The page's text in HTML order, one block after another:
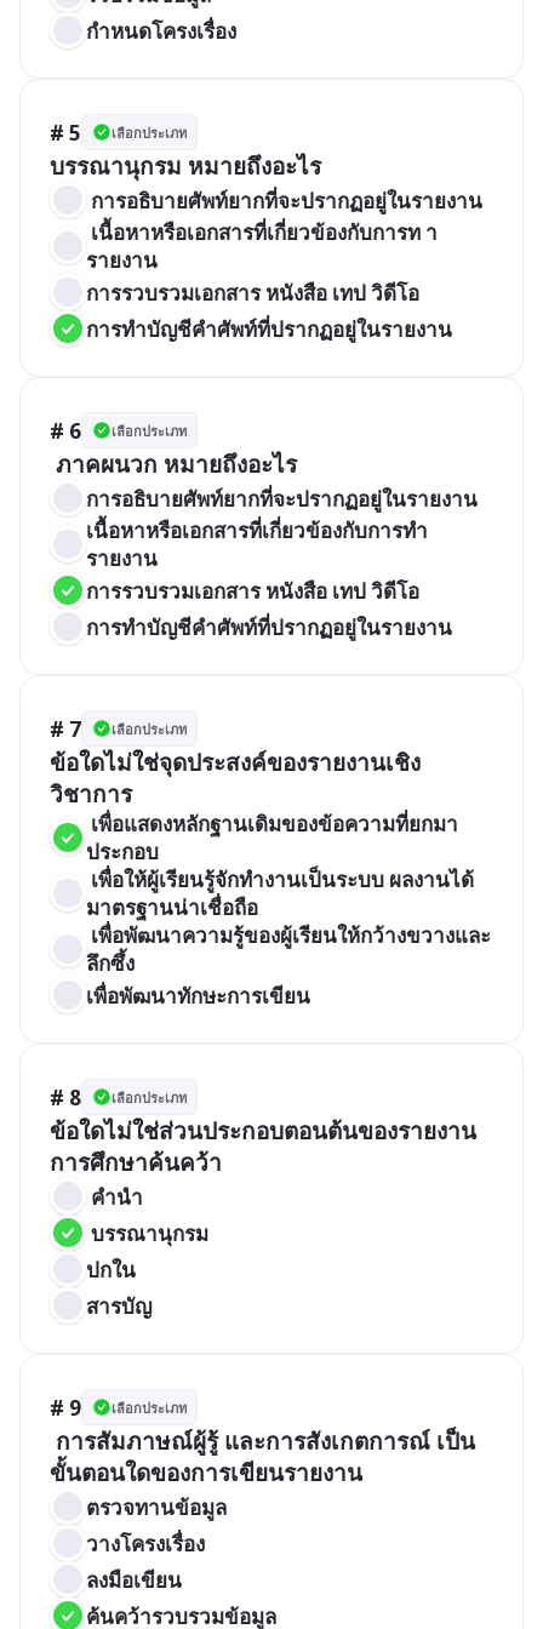
กำหนดโครงเรื่อง
# 5 เลือกประเภท
บรรณานุกรม หมายถึงอะไร
การอธิบายศัพท์ยากที่จะปรากฏอยู่ในรายงาน
รายงาน
การรวบรวมเอกสาร หนังสือ เทป วิดีโอ
การทำบัญชีคำศัพท์ที่ปรากฏอยู่ในรายงาน
# 6 เลือกประเภท
ภาคผนวก หมายถึงอะไร
การอธิบายศัพท์ยากที่จะปรากฏอยู่ในรายงาน
เนื้อหาหรือเอกสารที่เกี่ยวข้องกับการทำ
รายงาน
การรวบรวมเอกสาร หนังสือ เทป วิดีโอ
การทำบัญชีคำศัพท์ที่ปรากฏอยู่ในรายงาน
# 7 เลือกประเภท
ข้อใดไม่ใช่จุดประสงค์ของรายงานเชิง
วิชาการ
ประกอบ
มาตรฐานน่าเชื่อถือ
ลึกซึ้ง
เพื่อพัฒนาทักษะการเขียน
# 8 เลือกประเภท
ข้อใดไม่ใช่ส่วนประกอบตอนต้นของรายงาน
การศึกษาค้นคว้า
คำนำ
บรรณานุกรม
ปกใน
สารบัญ
# 9 เลือกประเภท
ขั้นตอนใดของการเขียนรายงาน
ตรวจทานข้อมูล
วางโครงเรื่อง
ลงมือเขียน
ค้นคว้ารวบรวมข้อมูล